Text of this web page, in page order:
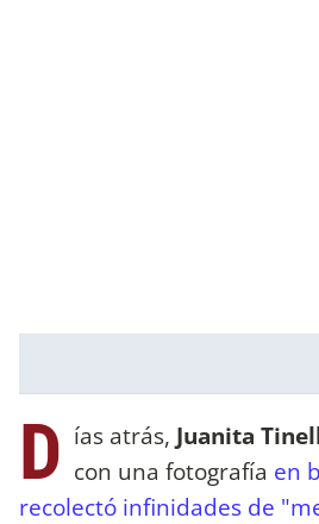
D ías atrás, Juanita
con una fotografía en
recolectó infinidades de